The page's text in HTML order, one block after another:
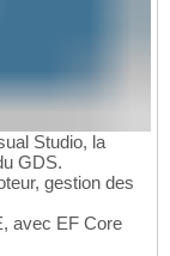
Studio, la
GDS.
gestion des
avec EF Core